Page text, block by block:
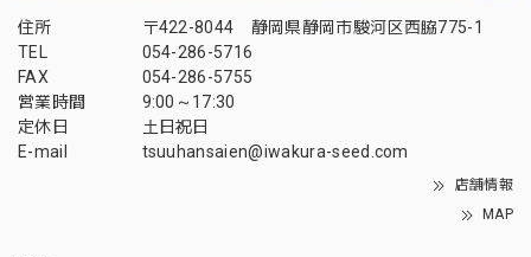
住所
〒422-8044 静岡県静岡市駿河区西脇775-1
TEL
054-286-5716
FAX
054-286-5755
営業時間
9:00～17:30
定休日
土日祝日
E-mail
tsuuhansaien@iwakura-seed.com
店舗情報
MAP